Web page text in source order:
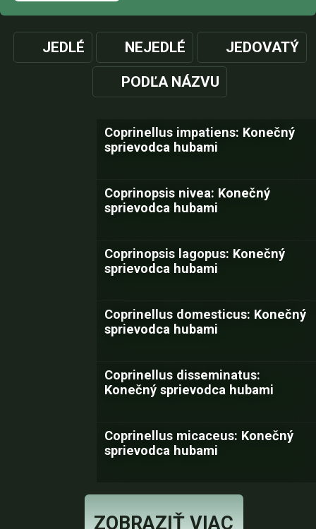
JEDLÉ NEJEDLÉ JEDOVATÝ
PODĽA NÁZVU
Coprinellus impatiens: Konečný
sprievodca hubami
Coprinopsis nivea: Konečný
sprievodca hubami
Coprinopsis lagopus: Konečný
sprievodca hubami
Coprinellus domesticus: Konečný
sprievodca hubami
Coprinellus disseminatus:
Konečný sprievodca hubami
Coprinellus micaceus: Konečný
sprievodca hubami
ZOBRAZIŤ VIAC